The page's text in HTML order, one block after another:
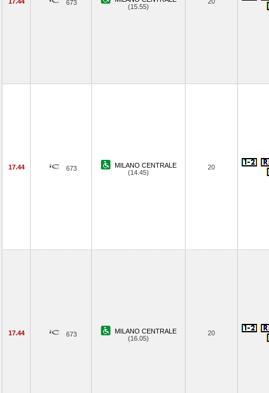
673
(15.55)
17.44 673
MILANO CENTRALE
(14.45)
20
17.44 673
MILANO CENTRALE
(16.05)
20